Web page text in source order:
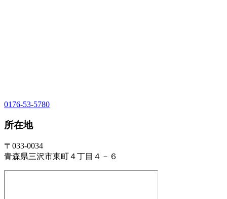
0176-53-5780
所在地
〒033-0034
青森県三沢市東町４丁目４－６